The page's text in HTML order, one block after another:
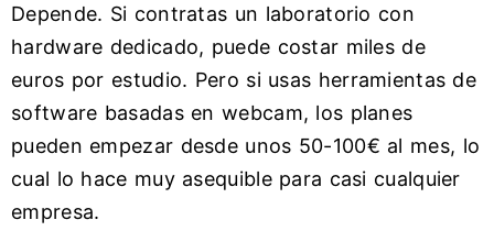
Depende. Si contratas un laboratorio con
hardware dedicado, puede costar miles de
euros por estudio. Pero si usas herramientas de
software basadas en webcam, los planes
pueden empezar desde unos 50-100€ al mes, lo
cual lo hace muy asequible para casi cualquier
empresa.